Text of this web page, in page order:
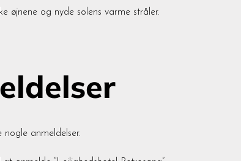
øjnene og nyde solens varme stråler.
nogle anmeldelser.